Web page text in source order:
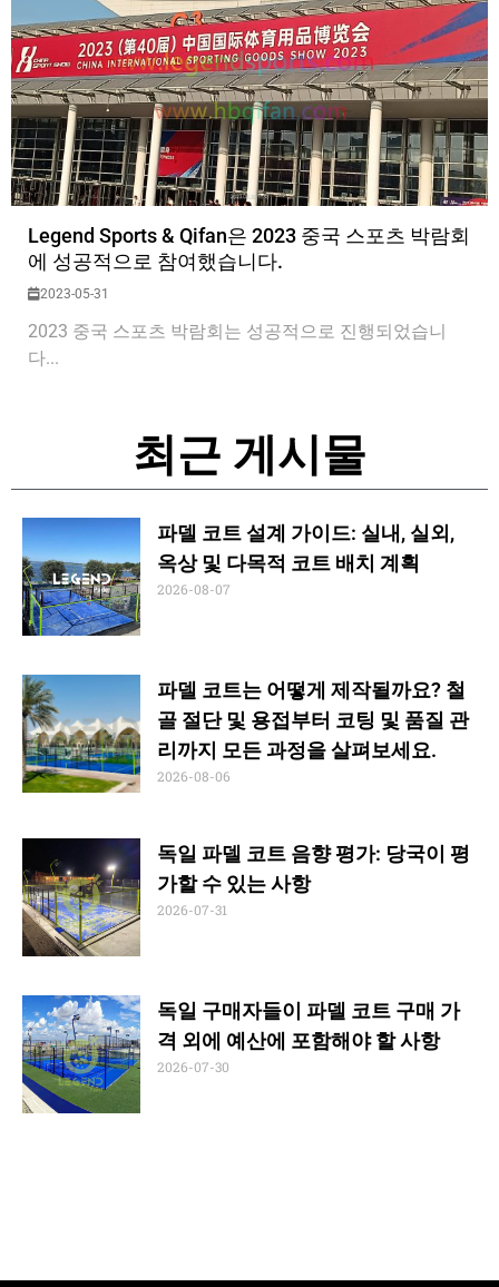
Legend Sports & Qifan은 2023 중국 스포츠 박람회
에 성공적으로 참여했습니다.
2023-05-31
2023 중국 스포츠 박람회는 성공적으로 진행되었습니
다...
최근 게시물
파델 코트 설계 가이드: 실내, 실외,
옥상 및 다목적 코트 배치 계획
2026-08-07
파델 코트는 어떻게 제작될까요? 철
골 절단 및 용접부터 코팅 및 품질 관
리까지 모든 과정을 살펴보세요.
2026-08-06
독일 파델 코트 음향 평가: 당국이 평
가할 수 있는 사항
2026-07-31
독일 구매자들이 파델 코트 구매 가
격 외에 예산에 포함해야 할 사항
2026-07-30